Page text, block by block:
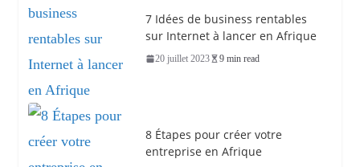
7 Idées de business rentables
sur Internet à lancer en Afrique
20 juillet 2023 9 min read
8 Étapes pour créer votre
entreprise en Afrique